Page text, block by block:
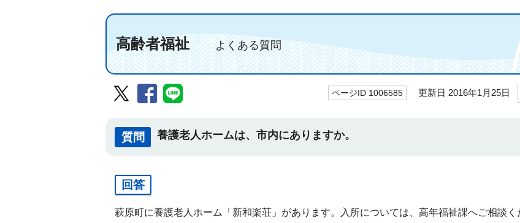
高齢者福祉よくある質問
ページID 1006585 更新日 2016年1月25日
質問 養護老人ホームは、市内にありますか。
回答
萩原町に養護老人ホーム「新和楽荘」があります。入所については、高年福祉課へご相談く